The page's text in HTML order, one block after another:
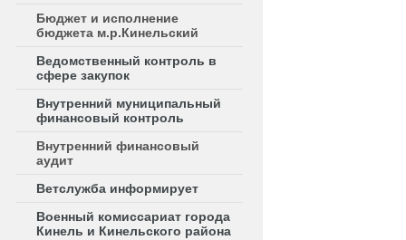
Бюджет и исполнение
бюджета м.р.Кинельский
Ведомственный контроль в
сфере закупок
Внутренний муниципальный
финансовый контроль
Внутренний финансовый
аудит
Ветслужба информирует
Военный комиссариат города
Кинель и Кинельского района